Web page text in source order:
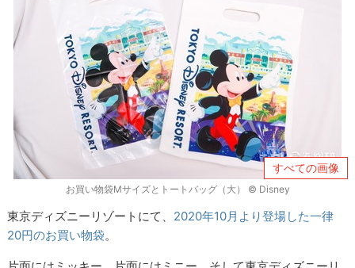
すべての画像
お買い物袋Mサイズとトートバッグ（大） © Disney
東京ディズニーリゾートにて、 2020年10月より登場した一律
20円のお買い物袋。